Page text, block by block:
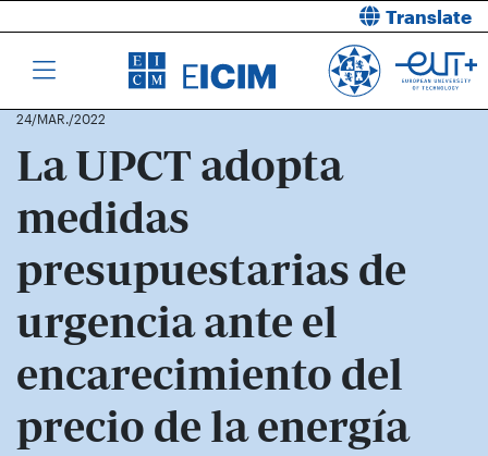
Translate
24/MAR./2022
La UPCT adopta
medidas
presupuestarias de
urgencia ante el
encarecimiento del
precio de la energía